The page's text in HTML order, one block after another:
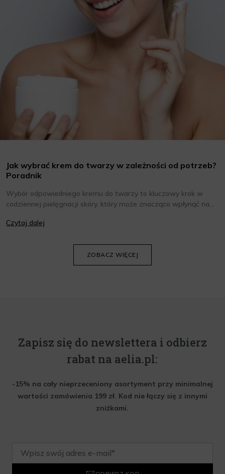
Jak wybrać krem do twarzy w zależności od potrzeb?
Poradnik
Wybór odpowiedniego kremu do twarzy to kluczowy krok w
codziennej pielęgnacji skóry, który może znacząco wpłynąć na
oraz wiedzieć, jak dopasować je do potrzeb własnej skóry.
Czytaj dalej
ZOBACZ WIĘCEJ
Zapisz się do newslettera i odbierz
rabat na aelia.pl:
-15% na cały nieprzeceniony asortyment przy minimalnej
wartości zamówienia 199 zł. Kod nie łączy się z innymi
zniżkami.